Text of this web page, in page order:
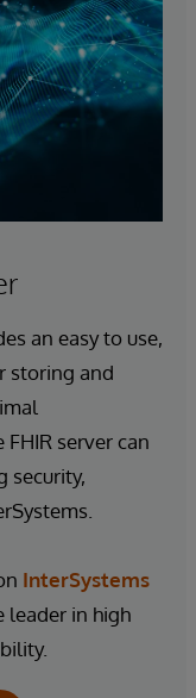
an easy to use,
storing and
server can
security,
InterSystems
leader in high